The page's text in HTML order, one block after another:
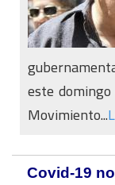
este
Movimiento...
Covid-19